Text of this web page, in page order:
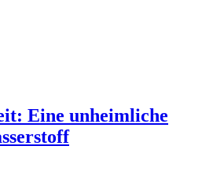
Eine unheimliche